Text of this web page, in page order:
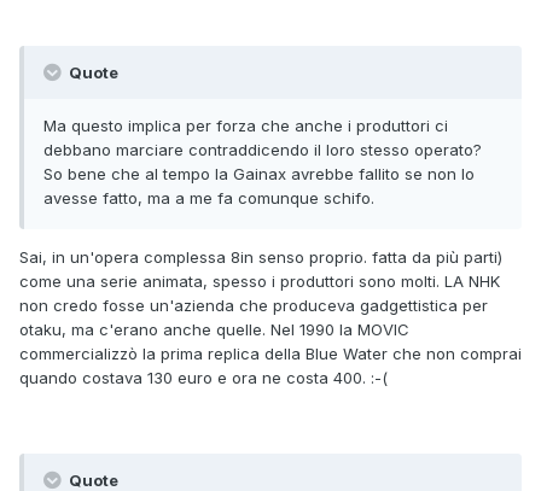
Quote
Ma questo implica per forza che anche i produttori ci
debbano marciare contraddicendo il loro stesso operato?
So bene che al tempo la Gainax avrebbe fallito se non lo
avesse fatto, ma a me fa comunque schifo.
Sai, in un'opera complessa 8in senso proprio. fatta da più parti)
come una serie animata, spesso i produttori sono molti. LA NHK
non credo fosse un'azienda che produceva gadgettistica per
otaku, ma c'erano anche quelle. Nel 1990 la MOVIC
commercializzò la prima replica della Blue Water che non comprai
quando costava 130 euro e ora ne costa 400. :-(
Quote